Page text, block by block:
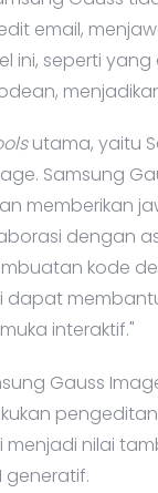
email,
ini, seperti
utama, yaitu
Samsung
memberikan
dengan
kode
dapat
interaktif."
Gauss
menjadi nilai